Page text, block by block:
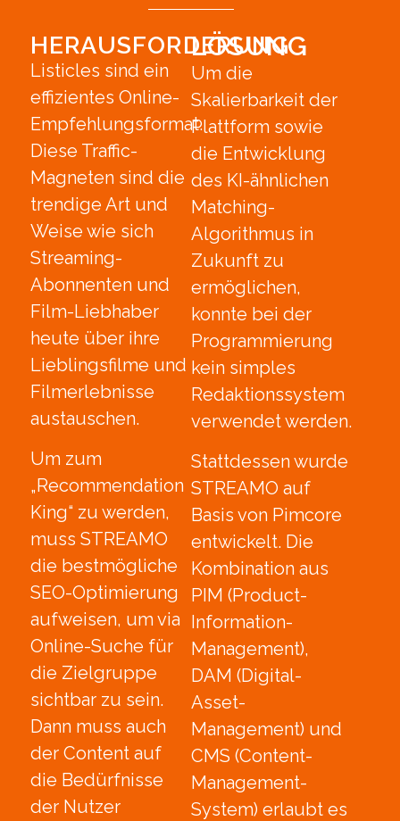
HERAUSFORDERUNG
Listicles sind ein
effizientes Online-
Empfehlungsformat.
Diese Traffic-
Magneten sind die
trendige Art und
Weise wie sich
Streaming-
Abonnenten und
Film-Liebhaber
heute über ihre
Lieblingsfilme und
Filmerlebnisse
austauschen.
Um zum
„Recommendation
King“ zu werden,
muss STREAMO
die bestmögliche
SEO-Optimierung
aufweisen, um via
Online-Suche für
die Zielgruppe
sichtbar zu sein.
Dann muss auch
der Content auf
die Bedürfnisse
der Nutzer
LÖSUNG
Um die
Skalierbarkeit der
Plattform sowie
die Entwicklung
des KI-ähnlichen
Matching-
Algorithmus in
Zukunft zu
ermöglichen,
konnte bei der
Programmierung
kein simples
Redaktionssystem
verwendet werden.
Stattdessen wurde
STREAMO auf
Basis von Pimcore
entwickelt. Die
Kombination aus
PIM (Product-
Information-
Management),
DAM (Digital-
Asset-
Management) und
CMS (Content-
Management-
System) erlaubt es